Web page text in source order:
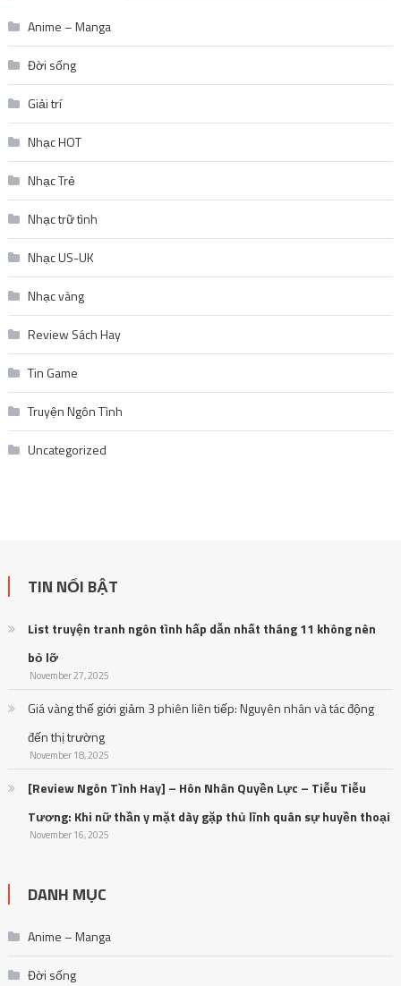
Anime – Manga
Đời sống
Giải trí
Nhạc HOT
Nhạc Trẻ
Nhạc trữ tình
Nhạc US-UK
Nhạc vàng
Review Sách Hay
Tin Game
Truyện Ngôn Tình
Uncategorized
TIN NỔI BẬT
List truyện tranh ngôn tình hấp dẫn nhất tháng 11 không nên
bỏ lỡ
November 27, 2025
Giá vàng thế giới giảm 3 phiên liên tiếp: Nguyên nhân và tác động
đến thị trường
November 18, 2025
[Review Ngôn Tình Hay] – Hôn Nhân Quyền Lực – Tiễu Tiễu
Tương: Khi nữ thần y mặt dày gặp thủ lĩnh quân sự huyền thoại
November 16, 2025
DANH MỤC
Anime – Manga
Đời sống